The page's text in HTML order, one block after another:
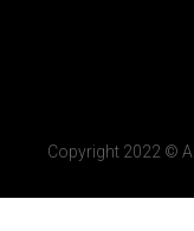
Copyright 2022 ©